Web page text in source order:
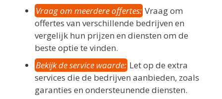
Vraag om meerdere offertes: Vraag om
offertes van verschillende bedrijven en
vergelijk hun prijzen en diensten om de
beste optie te vinden.
Bekijk de service waarde: Let op de extra
services die de bedrijven aanbieden, zoals
garanties en ondersteunende diensten.